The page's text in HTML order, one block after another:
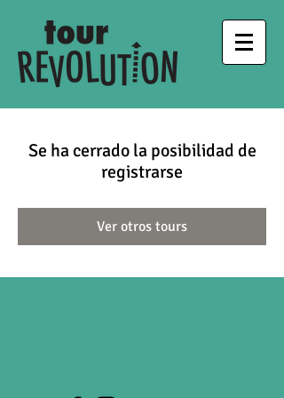
Se ha cerrado la posibilidad de
registrarse
Ver otros tours